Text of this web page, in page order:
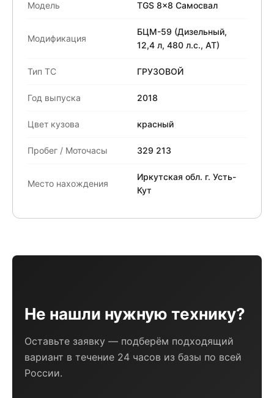
Модель TGS 8x8 Самосвал
Модификация
БЦМ-59 (Дизельный,
12,4 л, 480 л.с., АТ)
Тип ТС ГРУЗОВОЙ
Год выпуска 2018
Цвет кузова красный
Пробег / Моточасы 329 213
Место нахождения
Иркутская обл. г. Усть-
Кут
Не нашли нужную технику?
Оставьте заявку — подберём подходящий
вариант в течение 24 часов из базы по всей
России.